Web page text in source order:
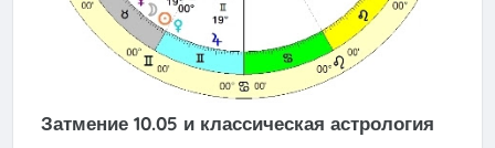
Затмение 10.05 и классическая астрология